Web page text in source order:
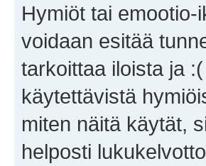
Hymiöt tai
voidaan esitää
tarkoittaa iloista ja
käytettävistä
miten näitä käytät,
helposti